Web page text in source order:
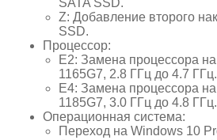
Z: Добавление второго
SSD.
Процессор:
E2: Замена процессора
1165G7, 2.8 ГГц до 4.7 ГГц.
E4: Замена процессора
1185G7, 3.0 ГГц до 4.8 ГГц.
Операционная система:
Переход на Windows 10